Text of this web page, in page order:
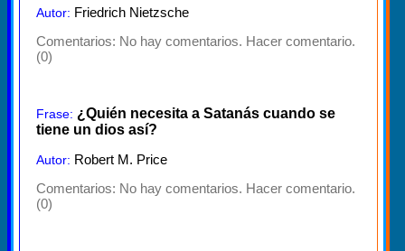
Autor: Friedrich Nietzsche
Comentarios: No hay comentarios. Hacer comentario.
(0)
Frase: ¿Quién necesita a Satanás cuando se
tiene un dios así?
Autor: Robert M. Price
Comentarios: No hay comentarios. Hacer comentario.
(0)